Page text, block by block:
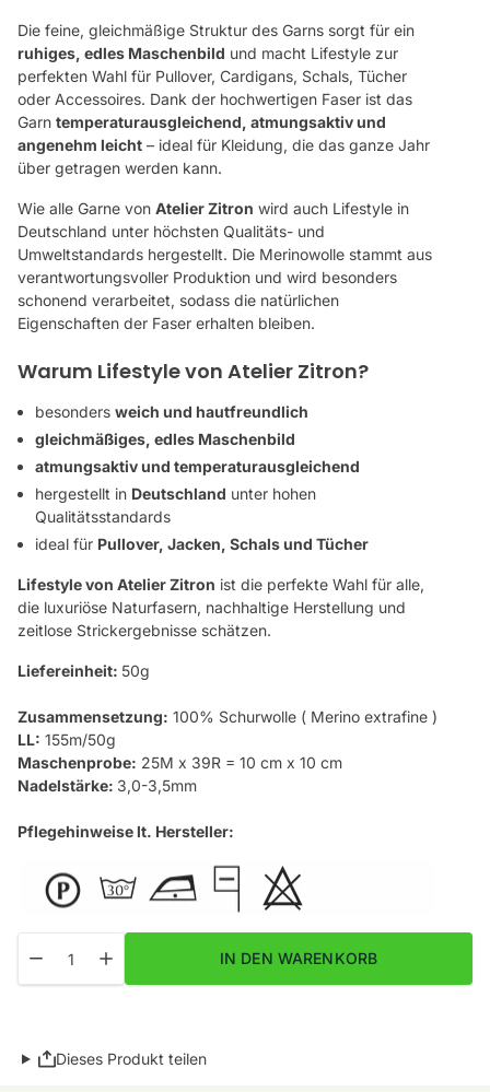
Die feine, gleichmäßige Struktur des Garns sorgt für ein
ruhiges, edles Maschenbild und macht Lifestyle zur
perfekten Wahl für Pullover, Cardigans, Schals, Tücher
oder Accessoires. Dank der hochwertigen Faser ist das
Garn temperaturausgleichend, atmungsaktiv und
angenehm leicht – ideal für Kleidung, die das ganze Jahr
über getragen werden kann.
Wie alle Garne von Atelier Zitron wird auch Lifestyle in
Deutschland unter höchsten Qualitäts- und
Umweltstandards hergestellt. Die Merinowolle stammt aus
verantwortungsvoller Produktion und wird besonders
schonend verarbeitet, sodass die natürlichen
Eigenschaften der Faser erhalten bleiben.
Warum Lifestyle von Atelier Zitron?
besonders weich und hautfreundlich
gleichmäßiges, edles Maschenbild
atmungsaktiv und temperaturausgleichend
hergestellt in Deutschland unter hohen
Qualitätsstandards
ideal für Pullover, Jacken, Schals und Tücher
Lifestyle von Atelier Zitron ist die perfekte Wahl für alle,
die luxuriöse Naturfasern, nachhaltige Herstellung und
zeitlose Strickergebnisse schätzen.
Liefereinheit: 50g
Zusammensetzung: 100% Schurwolle ( Merino extrafine )
LL: 155m/50g
Maschenprobe: 25M x 39R = 10 cm x 10 cm
Nadelstärke: 3,0-3,5mm
Pflegehinweise lt. Hersteller:
Menge für Lifestyle Fb. 13 Mittelgrau verringern
Menge für Lifestyle Fb. 13 Mittelgrau erhöhen
IN DEN WARENKORB
Dieses Produkt teilen